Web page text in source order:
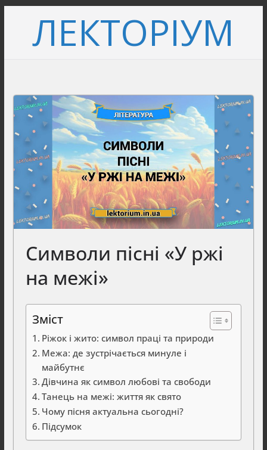
вмістуЛЕКТОРІУМ
Символи пісні «У ржі
на межі»
Зміст
Ріжок і жито: символ праці та природи
Межа: де зустрічається минуле і
майбутнє
Дівчина як символ любові та свободи
Танець на межі: життя як свято
Чому пісня актуальна сьогодні?
Підсумок